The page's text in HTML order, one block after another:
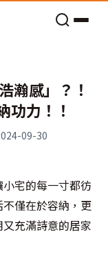
瀚感」？！
功力！！
09-30
宅的每一寸都彷
僅在於容納，更
充滿詩意的居家